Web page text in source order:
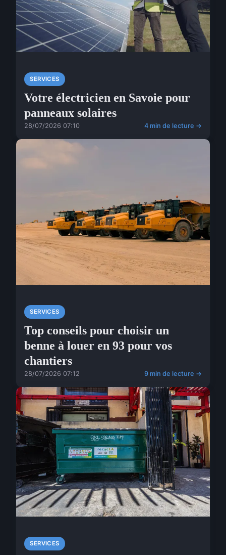
SERVICES
Votre électricien en Savoie pour
panneaux solaires
28/07/2026 07:10 4 min de lecture →
SERVICES
Top conseils pour choisir un
benne à louer en 93 pour vos
chantiers
28/07/2026 07:12 9 min de lecture →
SERVICES